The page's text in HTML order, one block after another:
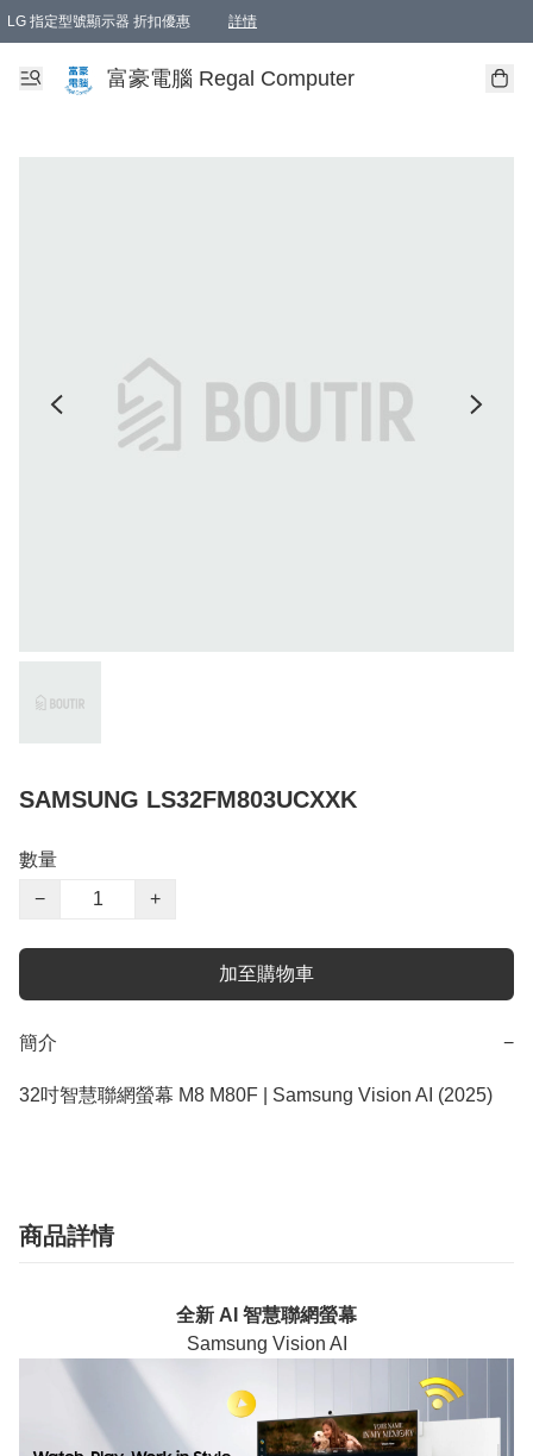
LG 指定型號顯示器 折扣優惠 詳情
富豪電腦 Regal Computer
SAMSUNG LS32FM803UCXXK
數量
−
+
加至購物車
簡介 −
32吋智慧聯網螢幕 M8 M80F | Samsung Vision AI (2025)
商品詳情
全新 AI 智慧聯網螢幕
Samsung Vision AI